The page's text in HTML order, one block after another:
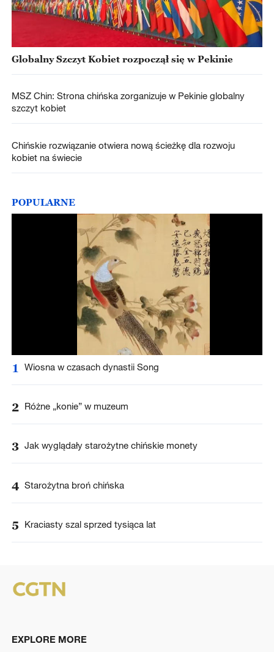
Globalny Szczyt Kobiet rozpoczął się w Pekinie
MSZ Chin: Strona chińska zorganizuje w Pekinie globalny
szczyt kobiet
Chińskie rozwiązanie otwiera nową ścieżkę dla rozwoju
kobiet na świecie
POPULARNE
1 Wiosna w czasach dynastii Song
2 Różne „konie” w muzeum
3 Jak wyglądały starożytne chińskie monety
4 Starożytna broń chińska
5 Kraciasty szal sprzed tysiąca lat
EXPLORE MORE